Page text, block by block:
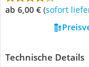
ab 6,00 € ( Sofort
Technische Details